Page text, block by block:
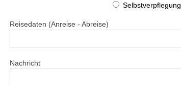
Selbstverpflegung
Reisedaten (Anreise - Abreise)
Nachricht